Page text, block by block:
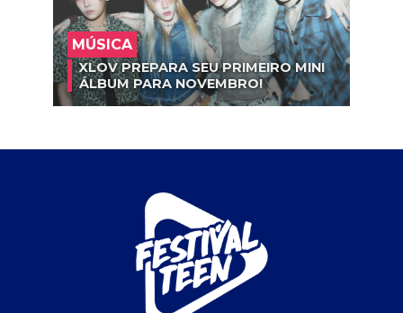
MÚSICA
XLOV PREPARA SEU PRIMEIRO MINI
ÁLBUM PARA NOVEMBRO!